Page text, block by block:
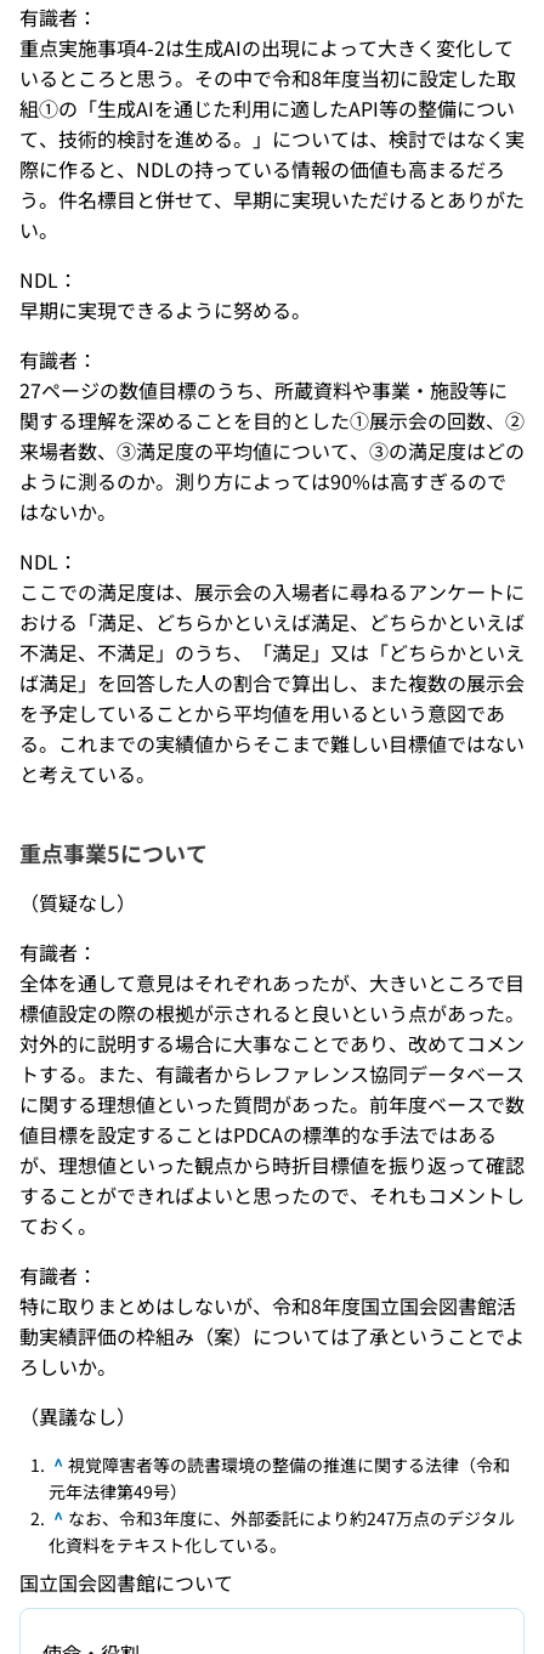
有識者：
重点実施事項4-2は生成AIの出現によって大きく変化して
いるところと思う。その中で令和8年度当初に設定した取
組①の「生成AIを通じた利用に適したAPI等の整備につい
て、技術的検討を進める。」については、検討ではなく実
際に作ると、NDLの持っている情報の価値も高まるだろ
う。件名標目と併せて、早期に実現いただけるとありがた
い。
NDL：
早期に実現できるように努める。
有識者：
27ページの数値目標のうち、所蔵資料や事業・施設等に
関する理解を深めることを目的とした①展示会の回数、②
来場者数、③満足度の平均値について、③の満足度はどの
ように測るのか。測り方によっては90%は高すぎるので
はないか。
NDL：
ここでの満足度は、展示会の入場者に尋ねるアンケートに
おける「満足、どちらかといえば満足、どちらかといえば
不満足、不満足」のうち、「満足」又は「どちらかといえ
ば満足」を回答した人の割合で算出し、また複数の展示会
を予定していることから平均値を用いるという意図であ
る。これまでの実績値からそこまで難しい目標値ではない
と考えている。
重点事業5について
（質疑なし）
有識者：
全体を通して意見はそれぞれあったが、大きいところで目
標値設定の際の根拠が示されると良いという点があった。
対外的に説明する場合に大事なことであり、改めてコメン
トする。また、有識者からレファレンス協同データベース
に関する理想値といった質問があった。前年度ベースで数
値目標を設定することはPDCAの標準的な手法ではある
が、理想値といった観点から時折目標値を振り返って確認
することができればよいと思ったので、それもコメントし
ておく。
有識者：
特に取りまとめはしないが、令和8年度国立国会図書館活
動実績評価の枠組み（案）については了承ということでよ
ろしいか。
（異議なし）
^ 視覚障害者等の読書環境の整備の推進に関する法律（令和
元年法律第49号）
^ なお、令和3年度に、外部委託により約247万点のデジタル
化資料をテキスト化している。
国立国会図書館について